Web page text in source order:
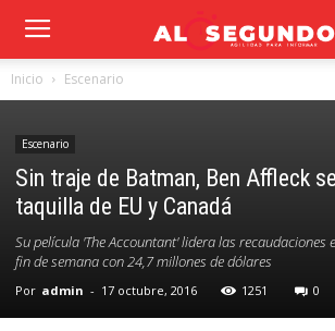
Inicio Escenario
Escenario
Sin traje de Batman, Ben Affleck
taquilla de EU y Canadá
Su película 'The Accountant' lidera las recaudaciones
fin de semana con 24,7 millones de dólares
Por admin - 17 octubre, 2016 1251 0